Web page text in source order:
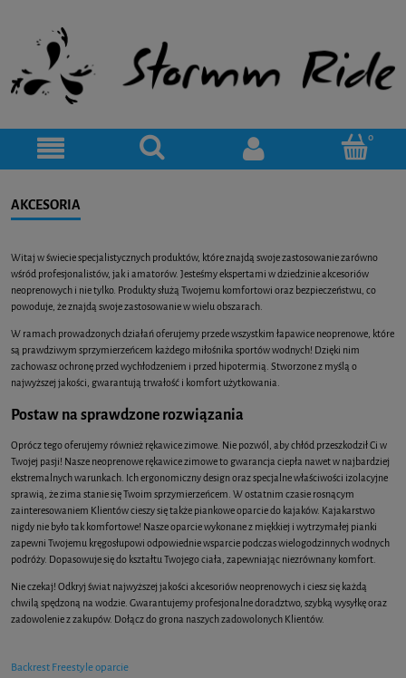
AKCESORIA
Witaj w świecie specjalistycznych produktów, które znajdą swoje zastosowanie zarówno
wśród profesjonalistów, jak i amatorów. Jesteśmy ekspertami w dziedzinie akcesoriów
neoprenowych i nie tylko. Produkty służą Twojemu komfortowi oraz bezpieczeństwu, co
powoduje, że znajdą swoje zastosowanie w wielu obszarach.
W ramach prowadzonych działań oferujemy przede wszystkim łapawice neoprenowe, które
są prawdziwym sprzymierzeńcem każdego miłośnika sportów wodnych! Dzięki nim
zachowasz ochronę przed wychłodzeniem i przed hipotermią. Stworzone z myślą o
najwyższej jakości, gwarantują trwałość i komfort użytkowania.
Postaw na sprawdzone rozwiązania
Oprócz tego oferujemy również rękawice zimowe. Nie pozwól, aby chłód przeszkodził Ci w
Twojej pasji! Nasze neoprenowe rękawice zimowe to gwarancja ciepła nawet w najbardziej
ekstremalnych warunkach. Ich ergonomiczny design oraz specjalne właściwości izolacyjne
sprawią, że zima stanie się Twoim sprzymierzeńcem. W ostatnim czasie rosnącym
zainteresowaniem Klientów cieszy się także piankowe oparcie do kajaków. Kajakarstwo
nigdy nie było tak komfortowe! Nasze oparcie wykonane z miękkiej i wytrzymałej pianki
zapewni Twojemu kręgosłupowi odpowiednie wsparcie podczas wielogodzinnych wodnych
podróży. Dopasowuje się do kształtu Twojego ciała, zapewniając niezrównany komfort.
Nie czekaj! Odkryj świat najwyższej jakości akcesoriów neoprenowych i ciesz się każdą
chwilą spędzoną na wodzie. Gwarantujemy profesjonalne doradztwo, szybką wysyłkę oraz
zadowolenie z zakupów. Dołącz do grona naszych zadowolonych Klientów.
Backrest Freestyle oparcie